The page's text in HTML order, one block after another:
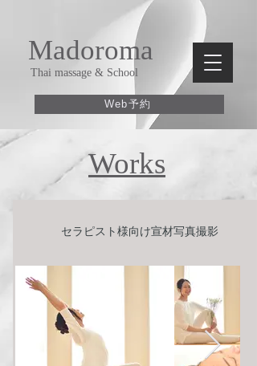
Web予約
Madoroma
Thai massage & School
​Works
​セラピスト様向け宣材写真撮影